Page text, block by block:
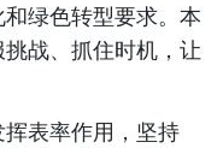
绿色转型要求。本
战、抓住时机，让
表率作用，坚持